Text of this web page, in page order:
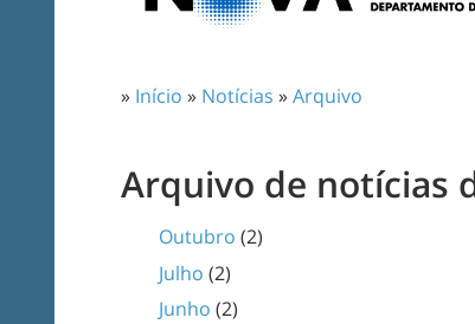
» Início » Notícias »Arquivo
Arquivo de notícias
Outubro (2)
Julho (2)
Junho (2)